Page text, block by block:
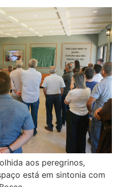
aos peregrinos,
está em sintonia com